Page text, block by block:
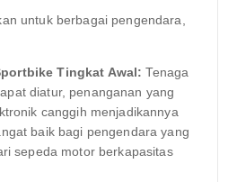
untuk berbagai pengendara,
Tingkat Awal: Tenaga
diatur, penanganan yang
canggih menjadikannya
baik bagi pengendara yang
sepeda motor berkapasitas